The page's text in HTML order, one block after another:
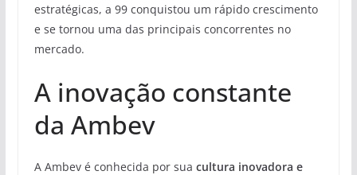
estratégicas, a 99 conquistou um rápido crescimento
e se tornou uma das principais concorrentes no
mercado.
A inovação constante
da Ambev
A Ambev é conhecida por sua cultura inovadora e